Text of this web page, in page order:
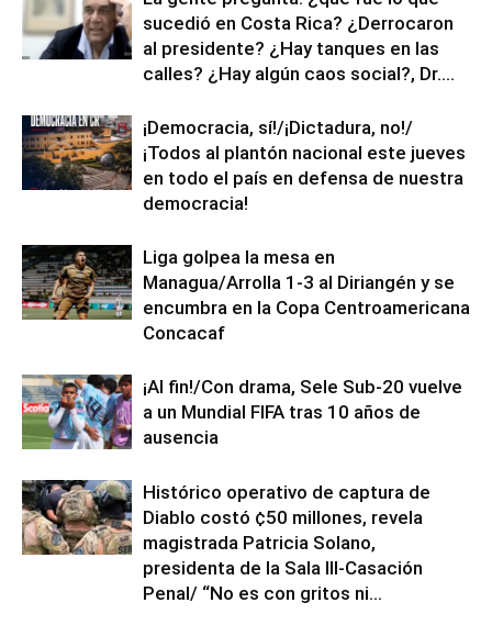
sucedió en Costa Rica? ¿Derrocaron
al presidente? ¿Hay tanques en las
calles? ¿Hay algún caos social?, Dr....
¡Democracia, sí!/¡Dictadura, no!/
¡Todos al plantón nacional este jueves
en todo el país en defensa de nuestra
democracia!
Liga golpea la mesa en
Managua/Arrolla 1-3 al Diriangén y se
encumbra en la Copa Centroamericana
Concacaf
¡Al fin!/Con drama, Sele Sub-20 vuelve
a un Mundial FIFA tras 10 años de
ausencia
Histórico operativo de captura de
Diablo costó ¢50 millones, revela
magistrada Patricia Solano,
presidenta de la Sala III-Casación
Penal/ “No es con gritos ni...